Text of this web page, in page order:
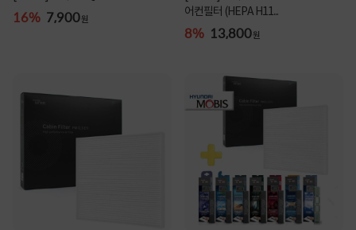
16% 7,900원
어컨필터 (HEPA H11...
8% 13,800원